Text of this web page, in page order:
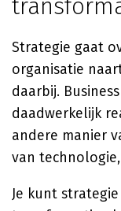
Strategie gaat
organisatie
daarbij.
daadwerkelijk
andere manier
van
Je kunt